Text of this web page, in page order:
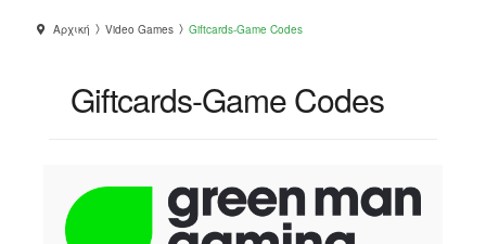
Αρχική Video Games Giftcards-Game Codes
Giftcards-Game Codes